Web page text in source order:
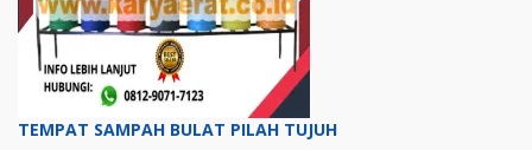
TEMPAT SAMPAH BULAT PILAH TUJUH